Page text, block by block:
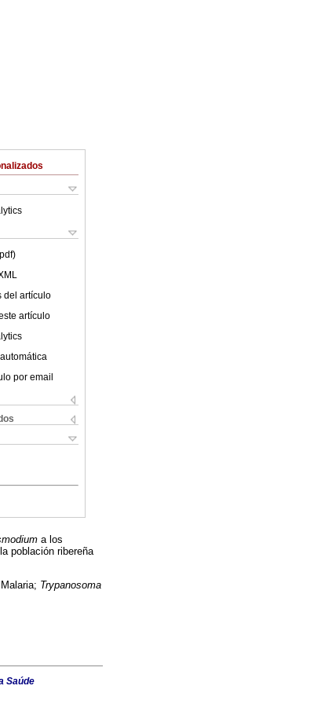
del artículo
artículo
por email
a los
población ribereña
Trypanosoma
Saúde